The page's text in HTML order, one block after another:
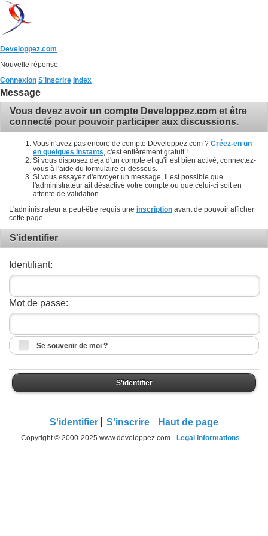
Developpez.com
Nouvelle réponse
Connexion S'inscrire Index
Message
Vous devez avoir un compte Developpez.com et être
connecté pour pouvoir participer aux discussions.
Vous n'avez pas encore de compte Developpez.com ? Créez-en un
en quelques instants , c'est entièrement gratuit !
Si vous disposez déjà d'un compte et qu'il est bien activé, connectez-
vous à l'aide du formulaire ci-dessous.
Si vous essayez d'envoyer un message, il est possible que
l'administrateur ait désactivé votre compte ou que celui-ci soit en
attente de validation.
L'administrateur a peut-être requis une inscription avant de pouvoir afficher
cette page.
S'identifier
Identifiant:
Mot de passe:
Se souvenir de moi ?
S'identifier
S'identifier S'inscrire Haut de page
Copyright © 2000-2025 www.developpez.com - Legal informations